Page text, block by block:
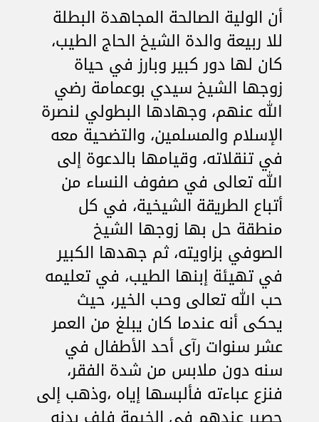
أن الولية الصالحة المجاهدة البطلة
للا ربيعة والدة الشيخ الحاج الطيب،
كان لها دور كبير وبارز في حياة
زوجها الشيخ سيدي بوعمامة رضي
الله عنهم، وجهادها البطولي لنصرة
الإسلام والمسلمين، والتضحية معه
في تنقلاته، وقيامها بالدعوة إلى
الله تعالى في صفوف النساء من
أتباع الطريقة الشيخية، في كل
منطقة حل بها زوجها الشيخ
الصوفي بزاويته، ثم جهدها الكبير
في تهيئة إبنها الطيب، في تعليمه
حب الله تعالى وحب الخير، حيث
يحكى أنه عندما كان يبلغ من العمر
عشر سنوات رآى أحد الأطفال في
سنه دون ملابس من شدة الفقر،
فنزع عباءته فألبسها إياه ،وذهب إلى